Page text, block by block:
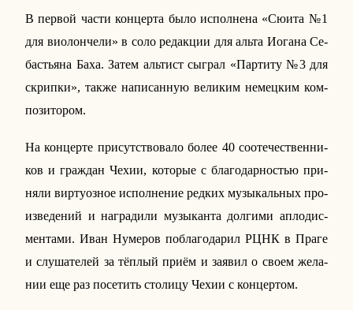
В первой части кон­цер­та было ис­пол­не­на «Сюита №1
для ви­о­лон­че­ли» в соло ре­дак­ции для альта Иогана Се­
бастья­на Баха. Затем аль­тист сыграл «Пар­ти­ту №3 для
скрип­ки», также на­пи­сан­ную ве­ли­ким немец­ким ком­
по­зи­то­ром.
На кон­цер­те при­сут­ство­ва­ло более 40 со­оте­че­ствен­ни­
ков и граж­дан Чехии, ко­то­рые с бла­го­дар­но­стью при­
ня­ли вир­ту­оз­ное ис­пол­не­ние редких му­зы­каль­ных про­
из­ве­де­ний и на­гра­ди­ли му­зы­кан­та дол­ги­ми ап­ло­дис­
мен­та­ми. Иван Ну­ме­ров по­бла­го­да­рил РЦНК в Праге
и слу­ша­те­лей за тёплый приём и заявил о своем же­ла­
нии еще раз по­се­тить сто­ли­цу Чехии с кон­цер­том.